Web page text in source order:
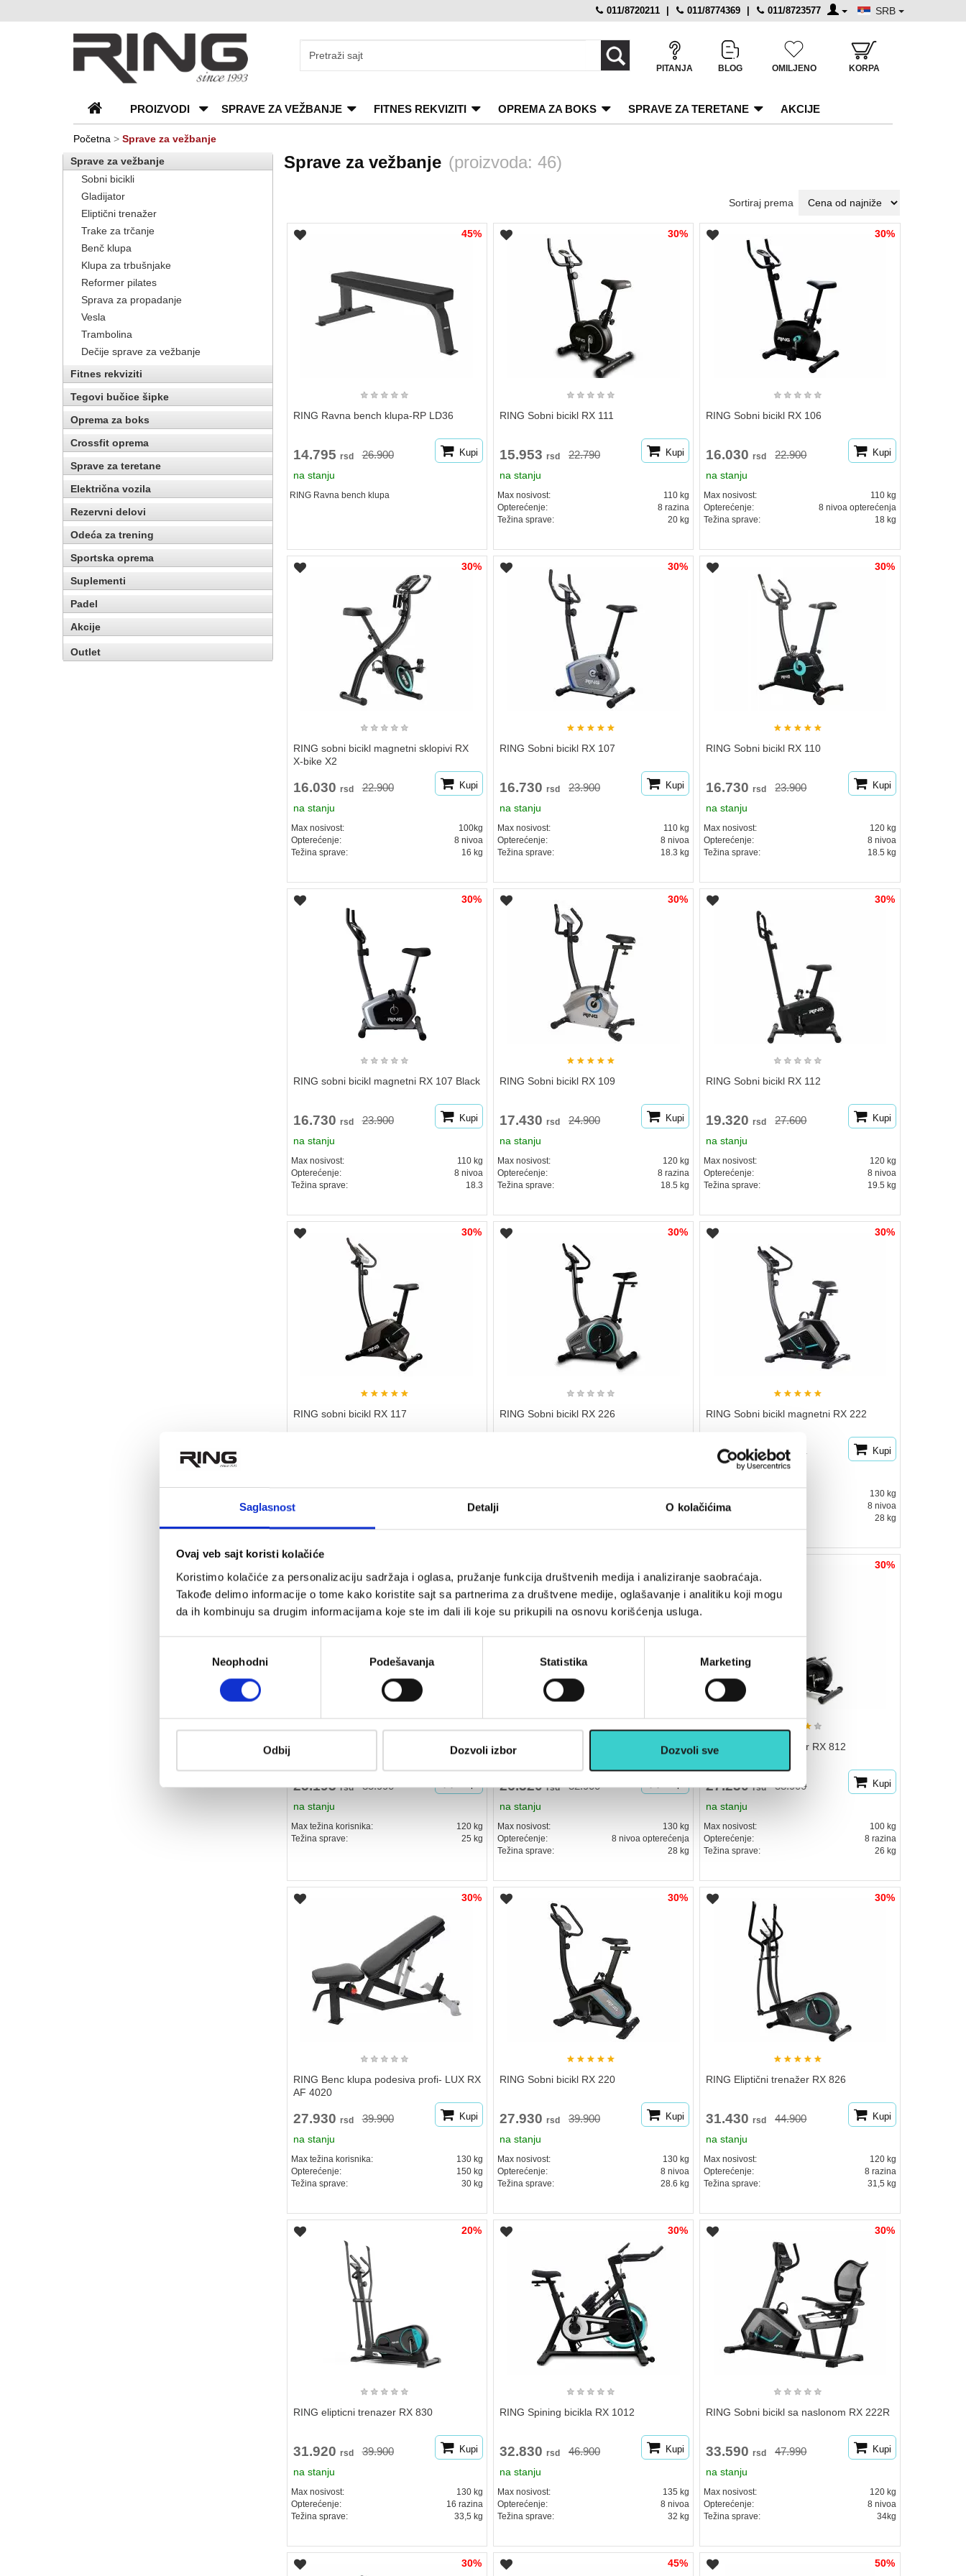
Saglasnost Detalji O kolačićima
Ovaj veb sajt koristi kolačiće
Koristimo kolačiće za personalizaciju sadržaja i oglasa, pružanje funkcija društvenih medija i analiziranje saobraćaja.
Takođe delimo informacije o tome kako koristite sajt sa partnerima za društvene medije, oglašavanje i analitiku koji mogu
da ih kombinuju sa drugim informacijama koje ste im dali ili koje su prikupili na osnovu korišćenja usluga.
сагласностиNeophodni Podešavanja Statistika Marketing
Odbij Dozvoli izbor Dozvoli sve
O
nama
Katalozi
Kontakt
Blog
Česta
pitanja
011/8720211 | 011/8774369 | 011/8723577 SRB
PITANJA BLOG OMILJENO KORPA
PROIZVODI SPRAVE ZA VEŽBANJE FITNES REKVIZITI OPREMA ZA BOKS SPRAVE ZA TERETANE AKCIJE
Početna > Sprave za vežbanje
Sprave za vežbanje
Sobni bicikli
Gladijator
Eliptični trenažer
Trake za trčanje
Benč klupa
Klupa za trbušnjake
Reformer pilates
Sprava za propadanje
Vesla
Trambolina
Dečije sprave za vežbanje
Fitnes rekviziti
Tegovi bučice šipke
Oprema za boks
Crossfit oprema
Sprave za teretane
Električna vozila
Rezervni delovi
Odeća za trening
Sportska oprema
Suplementi
Padel
Akcije
Outlet
Sprave za vežbanje (proizvoda: 46)
Sortiraj prema
45%
★ ★ ★ ★ ★
RING Ravna bench klupa-RP LD36
14.795 rsd 26.900 Kupi
na stanju
RING Ravna bench klupa
30%
★ ★ ★ ★ ★
RING Sobni bicikl RX 111
15.953 rsd 22.790 Kupi
na stanju
Max nosivost:
110 kg
Opterećenje:
8 razina
Težina sprave:
20 kg
30%
★ ★ ★ ★ ★
RING Sobni bicikl RX 106
16.030rsd 22.900 Kupi
na stanju
Max nosivost:
110 kg
Opterećenje:
8 nivoa opterećenja
Težina sprave:
18 kg
30%
★ ★ ★ ★ ★
RING sobni bicikl magnetni sklopivi RX
X-bike X2
16.030 rsd 22.900 Kupi
na stanju
Max nosivost:
100kg
Opterećenje:
8 nivoa
Težina sprave:
16 kg
30%
★ ★ ★ ★ ★
RING Sobni bicikl RX 107
16.730 rsd 23.900 Kupi
na stanju
Max nosivost:
110 kg
Opterećenje:
8 nivoa
Težina sprave:
18.3 kg
30%
★ ★ ★ ★ ★
RING Sobni bicikl RX 110
16.730rsd 23.900 Kupi
na stanju
Max nosivost:
120 kg
Opterećenje:
8 nivoa
Težina sprave:
18.5 kg
30%
★ ★ ★ ★ ★
RING sobni bicikl magnetni RX 107 Black
16.730 rsd 23.900 Kupi
na stanju
Max nosivost:
110 kg
Opterećenje:
8 nivoa
Težina sprave:
18.3
30%
★ ★ ★ ★ ★
RING Sobni bicikl RX 109
17.430 rsd 24.900 Kupi
na stanju
Max nosivost:
120 kg
Opterećenje:
8 razina
Težina sprave:
18.5 kg
30%
★ ★ ★ ★ ★
RING Sobni bicikl RX 112
19.320rsd 27.600 Kupi
na stanju
Max nosivost:
120 kg
Opterećenje:
8 nivoa
Težina sprave:
19.5 kg
30%
★ ★ ★ ★ ★
RING sobni bicikl RX 117
Opterećenje:
8 nivoa
30%
★ ★ ★ ★ ★
RING Sobni bicikl RX 226
Opterećenje:
8 razina opterećenja
30%
★ ★ ★ ★ ★
RING Sobni bicikl magnetni RX 222
24.913rsd 35.590 Kupi
na stanju
130 kg
Opterećenje:
8 nivoa
28 kg
25.193rsd 35.990
na stanju
Max težina korisnika:
120 kg
Težina sprave:
25 kg
RING sobni bicikl magnetni RX 230
26.320rsd 32.900
na stanju
Max nosivost:
130 kg
Opterećenje:
8 nivoa opterećenja
Težina sprave:
28 kg
30%
★ ★
RING Eliptični trenažer RX 812
27.230rsd 38.900 Kupi
na stanju
Max nosivost:
100 kg
Opterećenje:
8 razina
Težina sprave:
26 kg
30%
★ ★ ★ ★ ★
RING Benc klupa podesiva profi- LUX RX
AF 4020
27.930 rsd 39.900 Kupi
na stanju
Max težina korisnika:
130 kg
Opterećenje:
150 kg
Težina sprave:
30 kg
30%
★ ★ ★ ★ ★
RING Sobni bicikl RX 220
27.930 rsd 39.900 Kupi
na stanju
Max nosivost:
130 kg
Opterećenje:
8 nivoa
Težina sprave:
28.6 kg
30%
★ ★ ★ ★ ★
RING Eliptični trenažer RX 826
31.430rsd 44.900 Kupi
na stanju
Max nosivost:
120 kg
Opterećenje:
8 razina
Težina sprave:
31,5 kg
20%
★ ★ ★ ★ ★
RING elipticni trenazer RX 830
31.920 rsd 39.900 Kupi
na stanju
Max nosivost:
130 kg
Opterećenje:
16 razina
Težina sprave:
33,5 kg
30%
★ ★ ★ ★ ★
RING Spining bicikla RX 1012
32.830 rsd 46.900 Kupi
na stanju
Max nosivost:
135 kg
Opterećenje:
8 nivoa
Težina sprave:
32 kg
30%
★ ★ ★ ★ ★
RING Sobni bicikl sa naslonom RX 222R
33.590rsd 47.990 Kupi
na stanju
Max nosivost:
120 kg
Opterećenje:
8 nivoa
Težina sprave:
34kg
30% 45% 50%